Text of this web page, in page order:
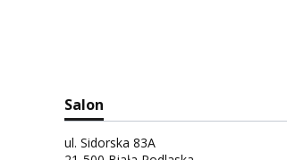
Salon
ul. Sidorska 83A